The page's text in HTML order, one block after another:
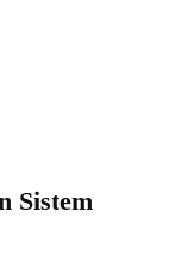
Sistem